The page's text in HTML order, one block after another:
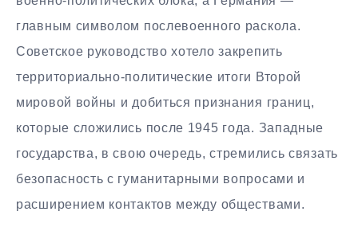
главным символом послевоенного раскола.
Советское руководство хотело закрепить
территориально-политические итоги Второй
мировой войны и добиться признания границ,
которые сложились после 1945 года. Западные
государства, в свою очередь, стремились связать
безопасность с гуманитарными вопросами и
расширением контактов между обществами.